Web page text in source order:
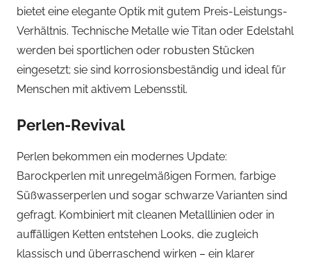
bietet eine elegante Optik mit gutem Preis-Leistungs-
Verhältnis. Technische Metalle wie Titan oder Edelstahl
werden bei sportlichen oder robusten Stücken
eingesetzt; sie sind korrosionsbeständig und ideal für
Menschen mit aktivem Lebensstil.
Perlen-Revival
Perlen bekommen ein modernes Update:
Barockperlen mit unregelmäßigen Formen, farbige
Süßwasserperlen und sogar schwarze Varianten sind
gefragt. Kombiniert mit cleanen Metalllinien oder in
auffälligen Ketten entstehen Looks, die zugleich
klassisch und überraschend wirken – ein klarer